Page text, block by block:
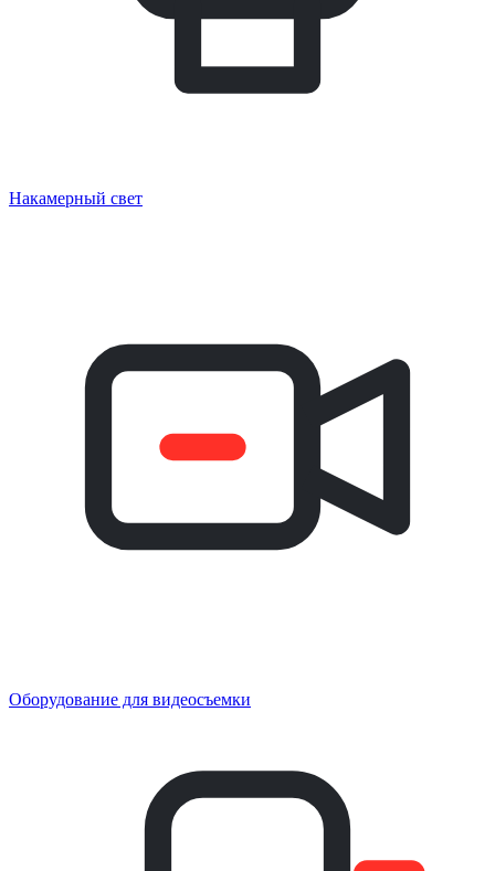
Накамерный свет
Оборудование для видеосъемки